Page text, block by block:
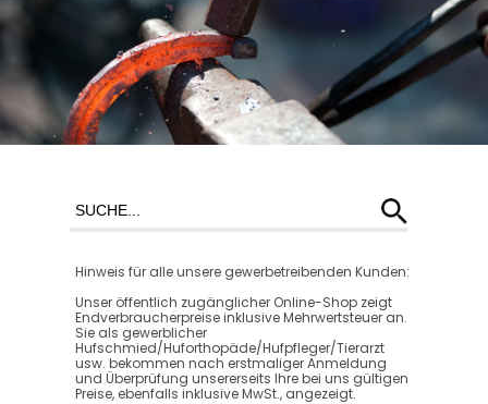
Hinweis für alle unsere gewerbetreibenden Kunden:
Unser öffentlich zugänglicher Online-Shop zeigt
Endverbraucherpreise inklusive Mehrwertsteuer an.
Sie als gewerblicher
Hufschmied/Huforthopäde/Hufpfleger/Tierarzt
usw. bekommen nach erstmaliger Anmeldung
und Überprüfung unsererseits Ihre bei uns gültigen
Preise, ebenfalls inklusive MwSt., angezeigt.